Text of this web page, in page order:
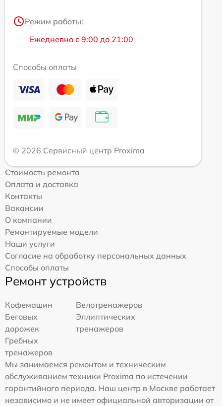
Режим работы:
Ежедневно с 9:00 до 21:00
Способы оплаты
© 2026 Сервисный центр Proxima
Стоимость ремонта
Оплата и доставка
Контакты
Вакансии
О компании
Ремонтируемые модели
Наши услуги
Согласие на обработку персональных данных
Способы оплаты
Ремонт устройств
Кофемашин
Велотренажеров
Беговых
дорожек
Эллиптических
тренажеров
Гребных
тренажеров
Мы занимаемся ремонтом и техническим
обслуживанием техники Proxima по истечении
гарантийного периода. Наш центр в Москве работает
независимо и не имеет официальной авторизации от